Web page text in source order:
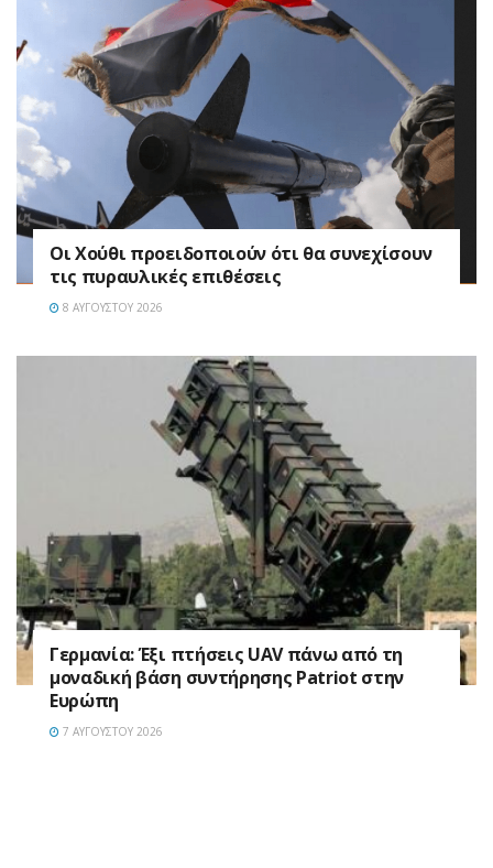
Οι Χούθι προειδοποιούν ότι θα συνεχίσουν
τις πυραυλικές επιθέσεις
8 ΑΥΓΟΎΣΤΟΥ 2026
Γερμανία: Έξι πτήσεις UAV πάνω από τη
μοναδική βάση συντήρησης Patriot στην
Ευρώπη
7 ΑΥΓΟΎΣΤΟΥ 2026